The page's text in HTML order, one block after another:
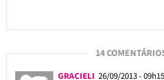
14
GRACIELI 26/09/2013 - 09h15